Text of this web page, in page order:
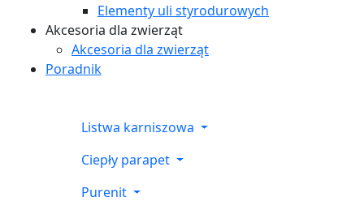
Elementy uli styrodurowych
Akcesoria dla zwierząt
Akcesoria dla zwierząt
Poradnik
Listwa karniszowa
Ciepły parapet
Purenit